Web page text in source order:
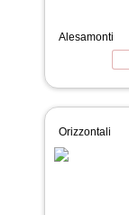
Alesamonti
Orizzontali